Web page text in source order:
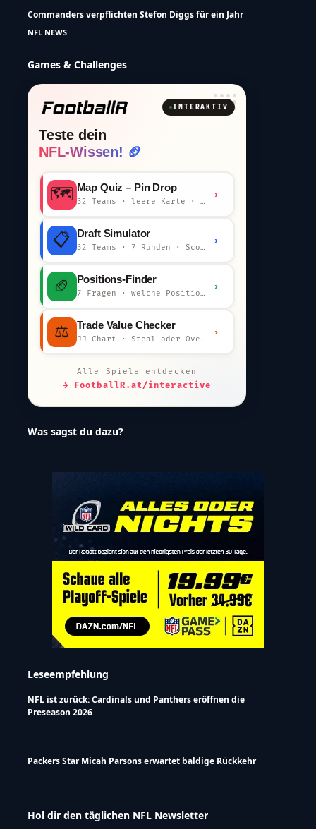
Commanders verpflichten Stefon Diggs für ein Jahr
NFL NEWS
Games & Challenges
INTERAKTIV
Teste dein
NFL-Wissen! 🏈
🗺️ Map Quiz – Pin Drop
32 Teams · leere Karte · km-Wertung
›
📋 Draft Simulator
32 Teams · 7 Runden · Scout-Kommentar
›
🏈 Positions-Finder
7 Fragen · welche Position bist du?
›
⚖️ Trade Value Checker
JJ-Chart · Steal oder Overpay?
›
Alle Spiele entdecken
→ FootballR.at/interactive
Was sagst du dazu?
Leseempfehlung
NFL ist zurück: Cardinals und Panthers eröffnen die
Preseason 2026
Packers Star Micah Parsons erwartet baldige Rückkehr
Hol dir den täglichen NFL Newsletter